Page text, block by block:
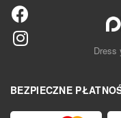
Dress
BEZPIECZNE